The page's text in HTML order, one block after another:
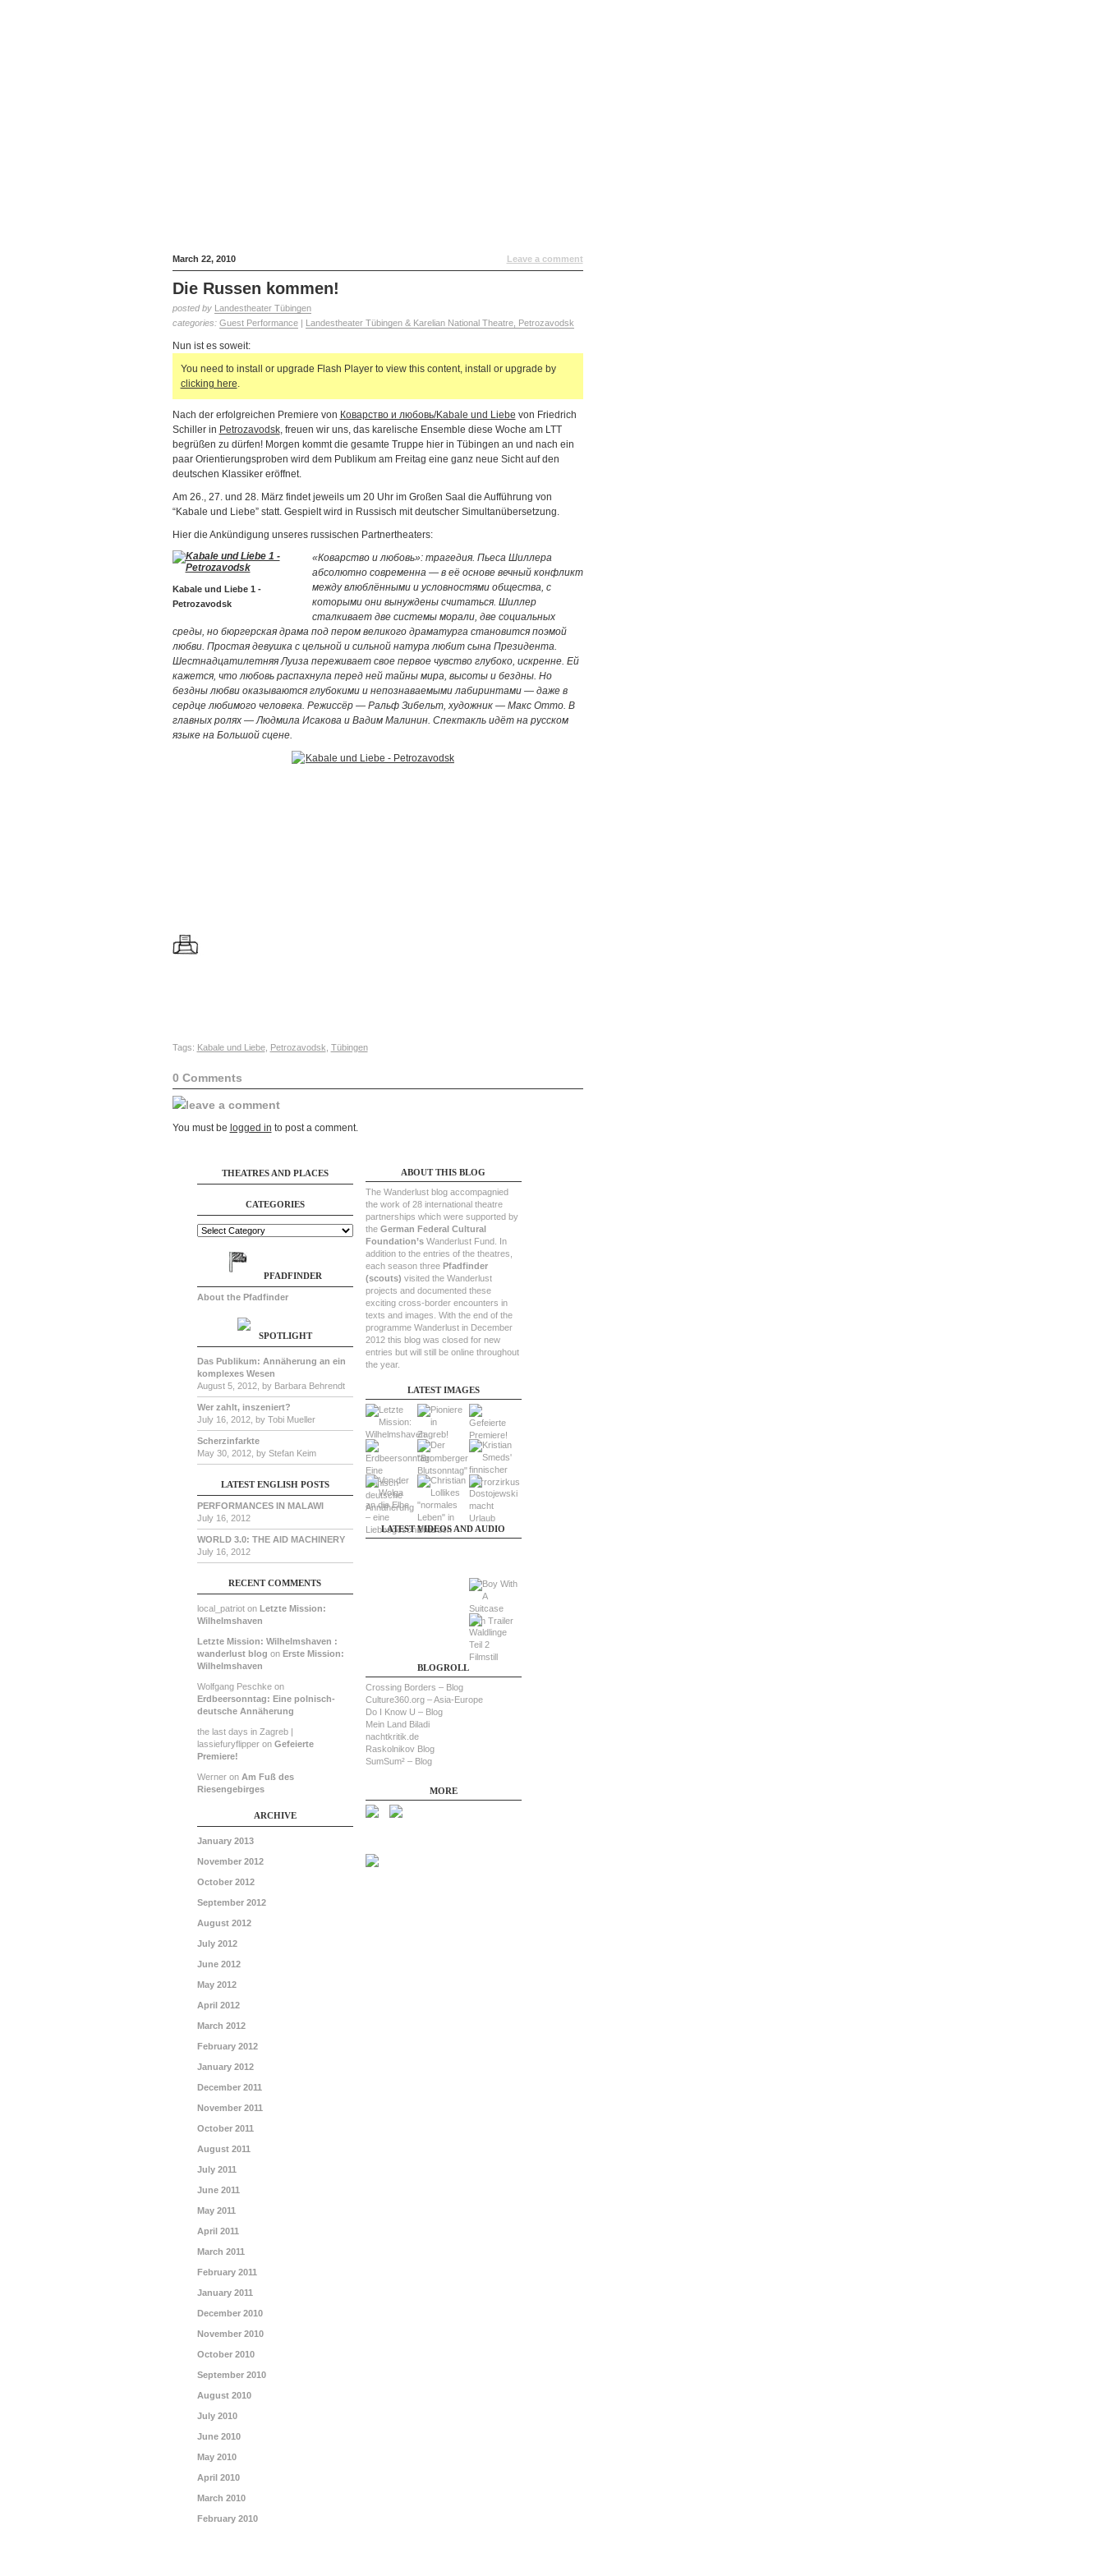
March 22, 2010 Leave a comment
Die Russen kommen!
posted by Landestheater Tübingen
categories: Guest Performance| Landestheater Tübingen & Karelian National Theatre, Petrozavodsk
Nun ist es soweit:
You need to install or upgrade Flash Player to view this content, install or upgrade by
clicking here.
Nach der erfolgreichen Premiere von Коварство и любовь/Kabale und Liebe von Friedrich
Schiller in Petrozavodsk, freuen wir uns, das karelische Ensemble diese Woche am LTT
begrüßen zu dürfen! Morgen kommt die gesamte Truppe hier in Tübingen an und nach ein
paar Orientierungsproben wird dem Publikum am Freitag eine ganz neue Sicht auf den
deutschen Klassiker eröffnet.
Am 26., 27. und 28. März findet jeweils um 20 Uhr im Großen Saal die Aufführung von
“Kabale und Liebe” statt. Gespielt wird in Russisch mit deutscher Simultanübersetzung.
Hier die Ankündigung unseres russischen Partnertheaters:
Kabale und Liebe 1 -
Petrozavodsk
«Коварство и любовь»: трагедия. Пьеса Шиллера
абсолютно современна — в её основе вечный конфликт
между влюблёнными и условностями общества, с
которыми они вынуждены считаться. Шиллер
сталкивает две системы морали, две социальных
среды, но бюргерская драма под пером великого драматурга становится поэмой
любви. Простая девушка с цельной и сильной натура любит сына Президента.
Шестнадцатилетняя Луиза переживает свое первое чувство глубоко, искренне. Ей
кажется, что любовь распахнула перед ней тайны мира, высоты и бездны. Но
бездны любви оказываются глубокими и непознаваемыми лабиринтами — даже в
сердце любимого человека. Режиссёр — Ральф Зибельт, художник — Макс Отто. В
главных ролях —Людмила Исакова и Вадим Малинин. Спектакль идёт на русском
языке на Большой сцене.
Tags: Kabale und Liebe, Petrozavodsk Tübingen
0 Comments
leave a comment
You must be logged in to post a comment.
THEATRES AND PLACES
CATEGORIES
PFADFINDER
About the Pfadfinder
SPOTLIGHT
Das Publikum: Annäherung an ein
komplexes Wesen
August 5, 2012, by Barbara Behrendt
Wer zahlt, inszeniert?
July 16, 2012, by Tobi Mueller
Scherzinfarkte
May 30, 2012, by Stefan Keim
LATEST ENGLISH POSTS
PERFORMANCES IN MALAWI
July 16, 2012
WORLD 3.0: THE AID MACHINERY
July 16, 2012
RECENT COMMENTS
local_patriot on Letzte Mission:
Wilhelmshaven
Letzte Mission: Wilhelmshaven :
wanderlust blog on Erste Mission:
Wilhelmshaven
Wolfgang Peschke on
Erdbeersonntag: Eine polnisch-
deutsche Annäherung
the last days in Zagreb |
lassiefuryflipper on Gefeierte
Premiere!
Werner on Am Fuß des
Riesengebirges
ARCHIVE
January 2013
November 2012
October 2012
September 2012
August 2012
July 2012
June 2012
May 2012
April 2012
March 2012
February 2012
January 2012
December 2011
November 2011
October 2011
August 2011
July 2011
June 2011
May 2011
April 2011
March 2011
February 2011
January 2011
December 2010
November 2010
October 2010
September 2010
August 2010
July 2010
June 2010
May 2010
April 2010
March 2010
February 2010
ABOUT THIS BLOG
The Wanderlust blog accompagnied
the work of 28 international theatre
partnerships which were supported by
the German Federal Cultural
Foundation’sWanderlust Fund. In
addition to the entries of the theatres,
each season three Pfadfinder
(scouts) visited the Wanderlust
projects and documented these
exciting cross-border encounters in
texts and images. With the end of the
programme Wanderlust in December
2012 this blog was closed for new
entries but will still be online throughout
the year.
LATEST IMAGES
LATEST VIDEOS AND AUDIO
BLOGROLL
Crossing Borders – Blog
Culture360.org – Asia-Europe
Do I Know U – Blog
Mein Land Biladi
nachtkritik.de
Raskolnikov Blog
SumSum² – Blog
MORE